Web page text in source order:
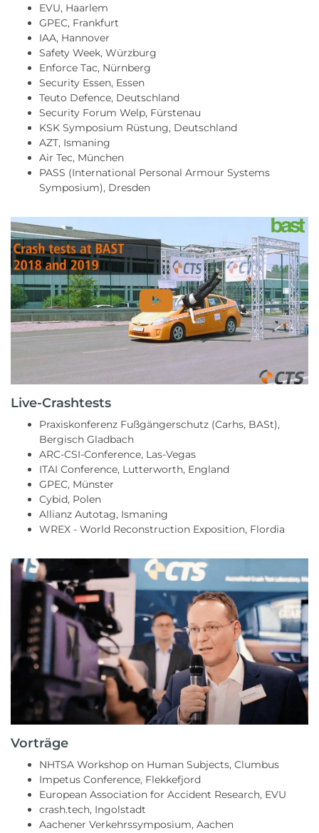
EVU, Haarlem
GPEC, Frankfurt
IAA, Hannover
Safety Week, Würzburg
Enforce Tac, Nürnberg
Security Essen, Essen
Teuto Defence, Deutschland
Security Forum Welp, Fürstenau
KSK Symposium Rüstung, Deutschland
AZT, Ismaning
Air Tec, München
PASS (International Personal Armour Systems
Symposium), Dresden
Live-Crashtests
Praxiskonferenz Fußgängerschutz (Carhs, BASt),
Bergisch Gladbach
ARC-CSI-Conference, Las-Vegas
ITAI Conference, Lutterworth, England
GPEC, Münster
Cybid, Polen
Allianz Autotag, Ismaning
WREX - World Reconstruction Exposition, Flordia
Vorträge
NHTSA Workshop on Human Subjects, Clumbus
Impetus Conference, Flekkefjord
European Association for Accident Research, EVU
crash.tech, Ingolstadt
Aachener Verkehrssymposium, Aachen